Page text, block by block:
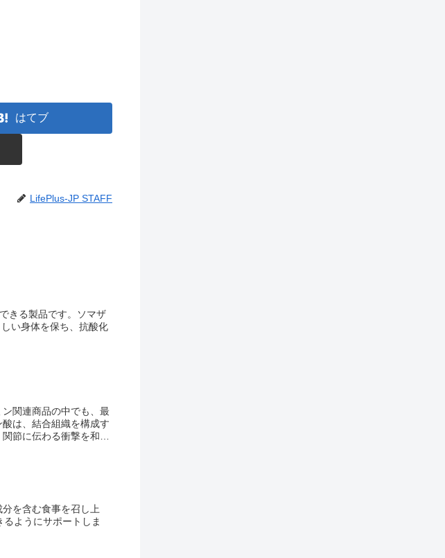
はてブ
LifePlus-JP STAFF
きる製品です。ソマザ
い身体を保ち、抗酸化
関連商品の中でも、最
は、結合組織を構成す
節に伝わる衝撃を和ら
を含む食事を召し上
ようにサポートしま